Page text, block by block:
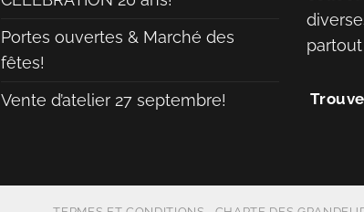
Portes ouvertes & Marché des
fêtes!
Vente d’atelier 27 septembre!